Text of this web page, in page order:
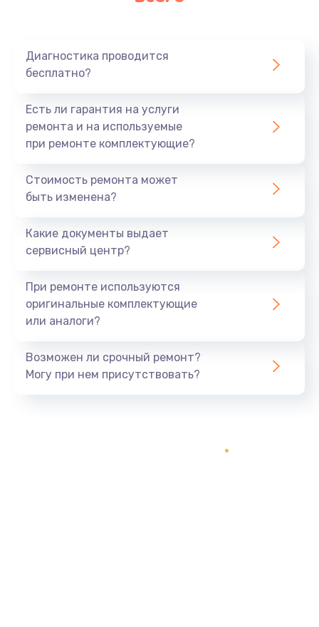
Диагностика проводится
бесплатно?
Есть ли гарантия на услуги
ремонта и на используемые
при ремонте комплектующие?
Стоимость ремонта может
быть изменена?
Какие документы выдает
сервисный центр?
При ремонте используются
оригинальные комплектующие
или аналоги?
Возможен ли срочный ремонт?
Могу при нем присутствовать?